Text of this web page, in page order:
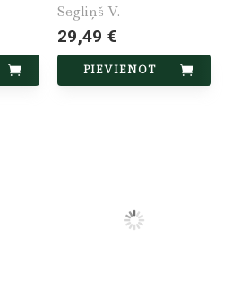
Segliņš V.
29,49 €
PIEVIENOT